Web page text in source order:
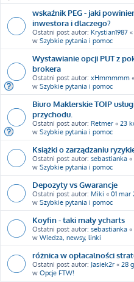
wskaźnik PEG - jaki
inwestora i dlaczego?
Ostatni post autor: Krystian1987 «
w Szybkie pytania i pomoc
Wystawianie opcji PUT z
brokera
Ostatni post autor: xHmmmmm «
w Szybkie pytania i pomoc
Biuro Maklerskie TOIP
przychodu.
Ostatni post autor: Retmer « 23
w Szybkie pytania i pomoc
Książki o zarządzaniu
Ostatni post autor: sebastianka «
w Szybkie pytania i pomoc
Depozyty vs Gwarancje
Ostatni post autor: Miki « 01 mar
w Szybkie pytania i pomoc
Koyfin - taki mały ycharts
Ostatni post autor: sebastianka «
w Wiedza, newsy, linki
różnica w opłacalności
Ostatni post autor: Jasiek2r « 28
w Opcje FTW!